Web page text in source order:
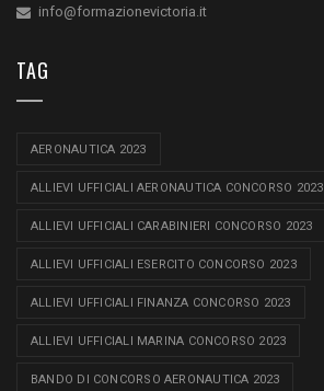
info@formazionevictoria.it
TAG
AERONAUTICA 2023
ALLIEVI UFFICIALI AERONAUTICA CONCORSO 2023
ALLIEVI UFFICIALI CARABINIERI CONCORSO 2023
ALLIEVI UFFICIALI ESERCITO CONCORSO 2023
ALLIEVI UFFICIALI FINANZA CONCORSO 2023
ALLIEVI UFFICIALI MARINA CONCORSO 2023
BANDO DI CONCORSO AERONAUTICA 2023